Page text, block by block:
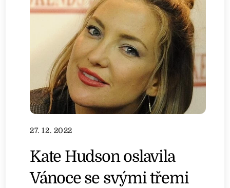
27. 12. 2022
Kate Hudson oslavila
Vánoce se svými třemi